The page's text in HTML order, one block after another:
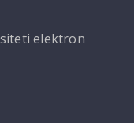
elektron